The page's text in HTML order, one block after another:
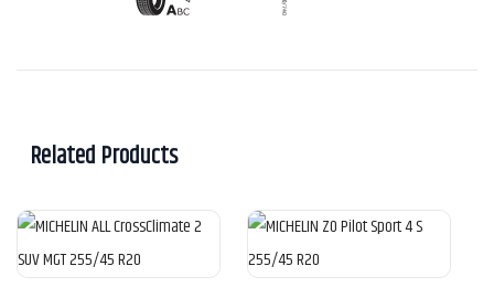
Related Products